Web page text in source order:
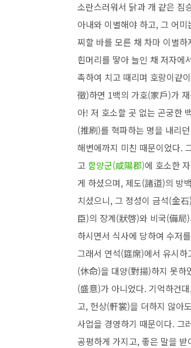
소란스러워서 닭과 개 같은 짐
아내와 이별해야 하고, 그 어
찌할 바를 모른 채 차마 이별
흰머리를 땋아 늘인 채 저자에
촉하여 치고 때리며 호랑이같
徵)하면 1백의 가호(家戶)가
아! 저 호소할 곳 없는 곤궁한
(推刷)를 혁파하는 명을 내리
해변에까지 미친 때문이었다.
고 함양군(咸陽郡)에 호소한
게 하셨으며, 제도(諸道)의 방
치셨으니, 그 정성이 금석(金
臣)의 장계(狀啓)와 비국(備局
하시면서 식사에 당하여 수저
그래서 연석(筵席)에서 유시
(休命)을 대양(對揚)하지 못하
(盛意)가 아니었다. 기억하건
고, 헌상(軒裳)을 더하지 않아
사업을 경영하기 때문이다. 그
공평하게 가지고, 좋은 말을